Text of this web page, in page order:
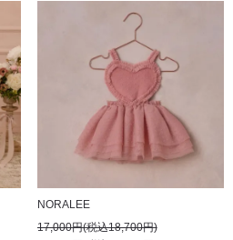
NORALEE
17,000円(税込18,700円)